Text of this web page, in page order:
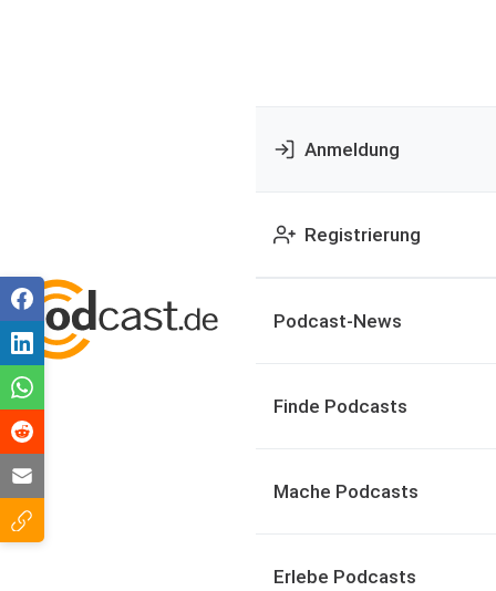
Anmeldung
Registrierung
Podcast-News
Finde Podcasts
Mache Podcasts
Erlebe Podcasts